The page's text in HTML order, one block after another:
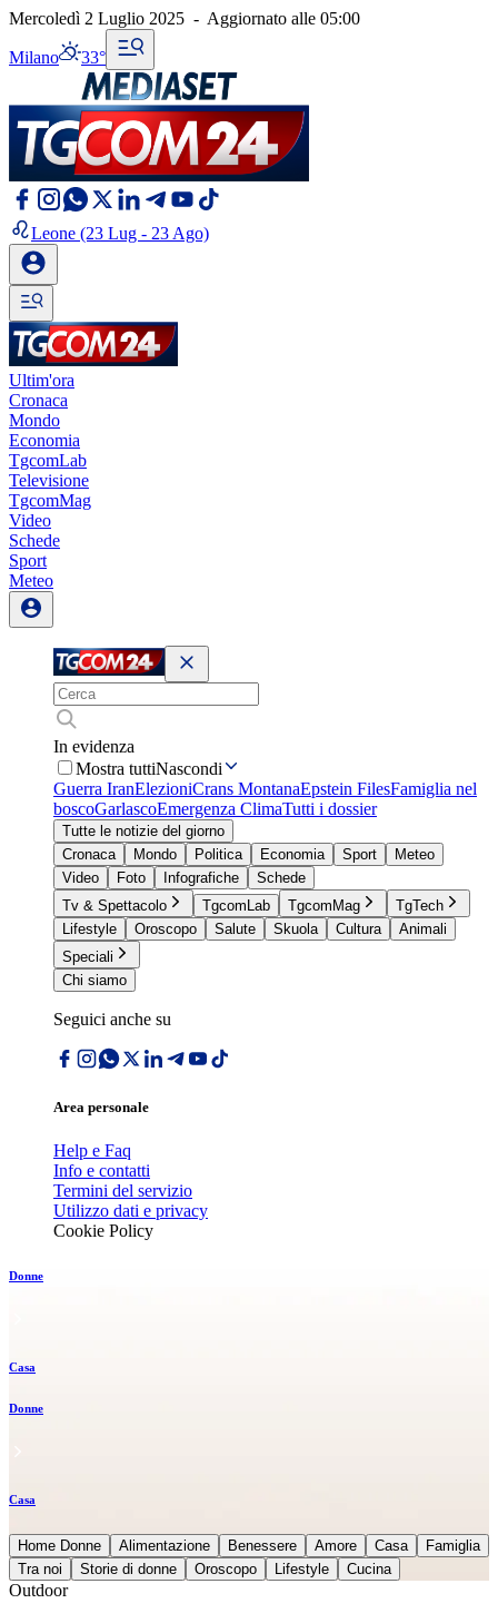
Mercoledì 2 Luglio 2025 - Aggiornato alle 05:00
Milano 33°
Leone (23 Lug - 23 Ago)
Ultim'ora
Cronaca
Mondo
Economia
TgcomLab
Televisione
TgcomMag
Video
Schede
Sport
Meteo
In evidenza
Mostra tuttiNascondi
Guerra IranElezioniCrans MontanaEpstein FilesFamiglia nel
boscoGarlascoEmergenza ClimaTutti i dossier
Tutte le notizie del giorno
Cronaca
Mondo Politica Economia Sport
Meteo
Video
Foto Infografiche
Schede
Tv & Spettacolo
TgcomLab TgcomMag
TgTech
Lifestyle
Oroscopo Salute Skuola Cultura
Animali
Speciali
Chi siamo
Seguici anche su
Area personale
Help e Faq
Info e contatti
Termini del servizio
Utilizzo dati e privacy
Cookie Policy
Donne
Casa
Donne
Casa
Home Donne Alimentazione Benessere Amore Casa
Famiglia
Tra noi
Storie di donne Oroscopo Lifestyle Cucina
Outdoor